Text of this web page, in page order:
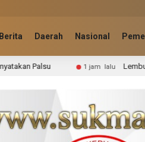
Berita Daerah Nasional
1 jam lalu Lembur hingga Malam,